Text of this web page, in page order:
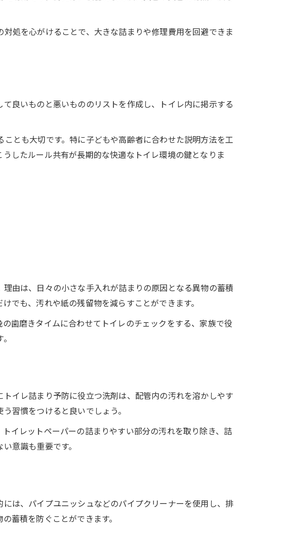
上
小化
処を心がけることで、大きな詰まりや修理費用を回避できま
良いものと悪いもののリストを作成し、トイレ内に掲示する
とも大切です。特に子どもや高齢者に合わせた説明方法を工
したルール共有が長期的な快適なトイレ環境の鍵となりま
由は、日々の小さな手入れが詰まりの原因となる異物の蓄積
でも、汚れや紙の残留物を減らすことができます。
歯磨きタイムに合わせてトイレのチェックをする、家族で役
イレ詰まり予防に役立つ洗剤は、配管内の汚れを溶かしやす
習慣をつけると良いでしょう。
イレットペーパーの詰まりやすい部分の汚れを取り除き、詰
意識も重要です。
は、パイプユニッシュなどのパイプクリーナーを使用し、排
蓄積を防ぐことができます。